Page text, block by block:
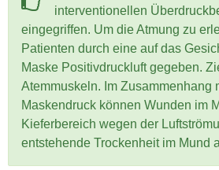
interventionellen
eingegriffen. Um die Atmung zu
Patienten durch eine auf das
Maske Positivdruckluft gegeben.
Atemmuskeln. Im Zusammenhang
Maskendruck können Wunden im
Kieferbereich wegen der
entstehende Trockenheit im Mund